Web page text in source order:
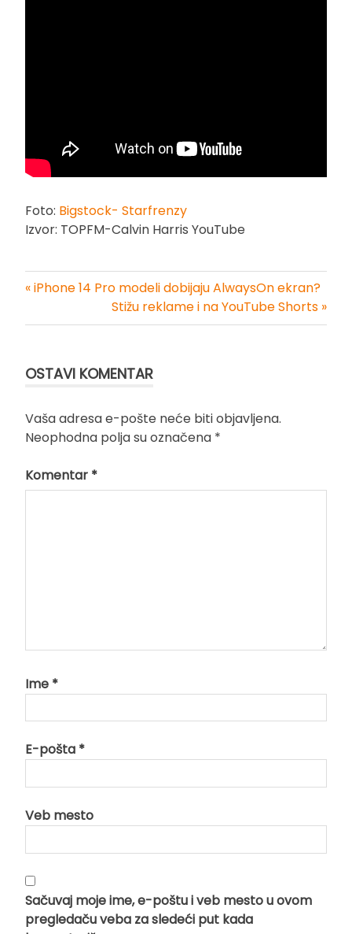
Foto: Bigstock- Starfrenzy
Izvor: TOPFM-Calvin Harris YouTube
« iPhone 14 Pro modeli dobijaju AlwaysOn ekran?
Stižu reklame i na YouTube Shorts »
OSTAVI KOMENTAR
Vaša adresa e-pošte neće biti objavljena.
Neophodna polja su označena *
Komentar *
Ime *
E-pošta *
Veb mesto
Sačuvaj moje ime, e-poštu i veb mesto u ovom
pregledaču veba za sledeći put kada